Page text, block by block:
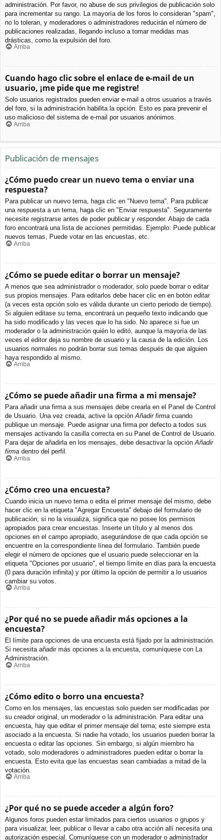
administración. Por favor, no abuse de sus privilegios de publicación solo
para incrementar su rango. La mayoría de los foros lo consideran "spam",
no lo toleran, y moderadores o administradores reducirán el número de
publicaciones realizadas, llegando incluso a tomar medidas mas
drásticas, como la expulsión del foro.
Arriba
Cuando hago clic sobre el enlace de e-mail de un
usuario, ¡me pide que me registre!
Solo usuarios registrados pueden enviar e-mail a otros usuarios a través
del foro, si la administración habilita la opción. Esto es para prevenir el
uso malicioso del sistema de e-mail por usuarios anónimos.
Arriba
Publicación de mensajes
¿Cómo puedo crear un nuevo tema o enviar una
respuesta?
Para publicar un nuevo tema, haga clic en "Nuevo tema". Para publicar
una respuesta a un tema, haga clic en "Enviar respuesta". Seguramente
necesite registrarse antes de poder publicar y responder. Abajo de cada
foro encontrará una lista de acciones permitidas. Ejemplo: Puede publicar
nuevos temas, Puede votar en las encuestas, etc.
Arriba
¿Cómo se puede editar o borrar un mensaje?
A menos que sea administrador o moderador, solo puede borrar o editar
sus propios mensajes. Para editarlos debe hacer clic en en botón editar
(a veces esta opción solo es válida durante un cierto periodo de tiempo).
Si alguien editase su tema, encontrará un pequeño texto indicando que
ha sido modificado y las veces que lo ha sido. No aparece si fue un
moderador o la administración quién lo editó, aunque la mayoría de las
veces el editor deja su nombre de usuario y la causa de la edición. Los
usuarios normales no podrán borrar sus temas después de que alguien
haya respondido al mismo.
Arriba
¿Cómo se puede añadir una firma a mi mensaje?
Para añadir una firma a sus mensajes debe crearla en el Panel de Control
de Usuario. Una vez creada, active la opciónAñadir firma cuando
publique un mensaje. Puede asignar una firma por defecto a todos sus
mensajes activando la casilla correcta en su Panel de Control de Usuario.
Para dejar de añadirla en los mensajes, debe desactivar la opciónAñadir
firma dentro del perfil.
Arriba
¿Cómo creo una encuesta?
Cuando inicia un nuevo tema o edita el primer mensaje del mismo, debe
hacer clic en la etiqueta "Agregar Encuesta" debajo del formulario de
publicación; si no la visualiza, significa que no posee los permisos
apropiados para crear encuestas. Inserte un título y al menos dos
opciones en el campo apropiado, asegurándose de que cada opción se
encuentre en la correspondiente línea del formulario. También puede
elegir el número de opciones que el usuario puede seleccionar en la
etiqueta "Opciones por usuario", el tiempo límite en días para la encuesta
(0 para duración infinita) y por último la opción de permitir a lo usuarios
cambiar su votos.
Arriba
¿Por qué no se puede añadir más opciones a la
encuesta?
El límite para opciones de una encuesta está fijado por la administración.
Si necesita añadir más opciones a la encuesta, comuníquese con La
Administración.
Arriba
¿Cómo edito o borro una encuesta?
Como en los mensajes, las encuestas solo pueden ser modificadas por
su creador original, un moderador o la administración. Para editar una
encuesta, hay que editar el primer mensaje del tema; este siempre esta
asociado a la encuesta. Si nadie ha votado, los usuarios pueden borrar la
encuesta o editar las opciones. Sin embargo, si algún miembro ha
votado, solo moderadores o administradores pueden editar o borrar la
encuesta. Esto evita que las encuestas sean cambiadas a mitad de la
votación.
Arriba
¿Por qué no se puede acceder a algún foro?
Algunos foros pueden estar limitados para ciertos usuarios o grupos y
para visualizar, leer, publicar o llevar a cabo otra acción allí necesita una
autorización especial. Comuníquese con un moderador o administrador